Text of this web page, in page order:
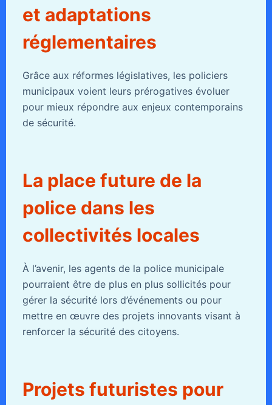
et adaptations
réglementaires
Grâce aux réformes législatives, les policiers
municipaux voient leurs prérogatives évoluer
pour mieux répondre aux enjeux contemporains
de sécurité.
La place future de la
police dans les
collectivités locales
À l’avenir, les agents de la police municipale
pourraient être de plus en plus sollicités pour
gérer la sécurité lors d’événements ou pour
mettre en œuvre des projets innovants visant à
renforcer la sécurité des citoyens.
Projets futuristes pour